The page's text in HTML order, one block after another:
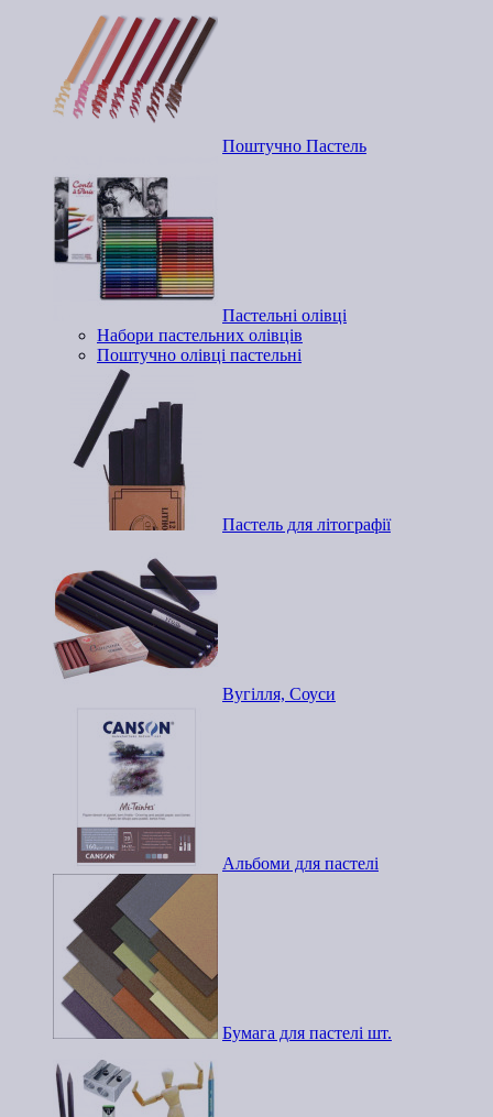
Поштучно Пастель
Пастельні олівці
Набори пастельних олівців
Поштучно олівці пастельні
Пастель для літографії
Вугілля, Соуси
Альбоми для пастелі
Бумага для пастелі шт.